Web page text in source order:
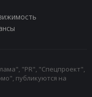
"PR", "Спецпроект",
публикуются на